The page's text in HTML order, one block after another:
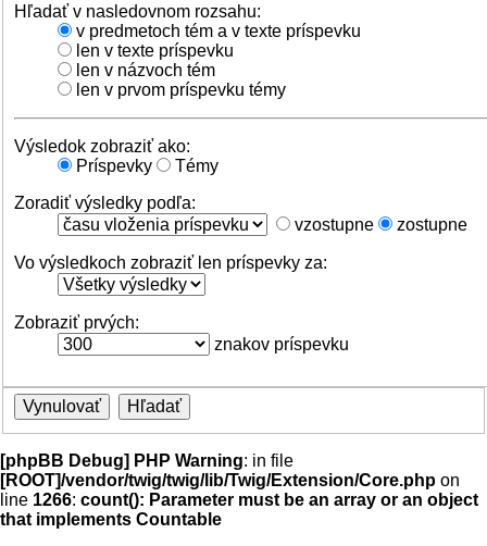
Hľadať v nasledovnom rozsahu:
v predmetoch tém a v texte príspevku
len v texte príspevku
len v názvoch tém
len v prvom príspevku témy
Výsledok zobraziť ako:
Príspevky
Témy
Zoradiť výsledky podľa:
vzostupne
zostupne
Vo výsledkoch zobraziť len príspevky za:
Zobraziť prvých:
znakov príspevku
[phpBB Debug] PHP Warning: in file
[ROOT]/vendor/twig/twig/lib/Twig/Extension/Core.php on
line 1266: count(): Parameter must be an array or an object
that implements Countable